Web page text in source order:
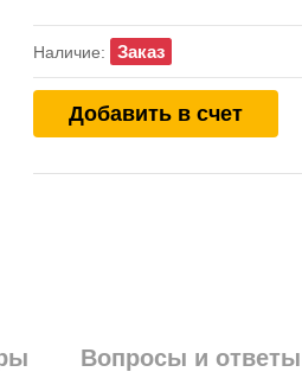
Наличие: Заказ
Добавить в счет
Вопросы и ответы